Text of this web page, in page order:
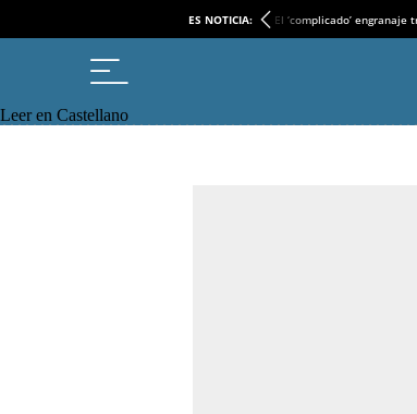
ES NOTICIA: El ‘complicado’
Leer en Castellano